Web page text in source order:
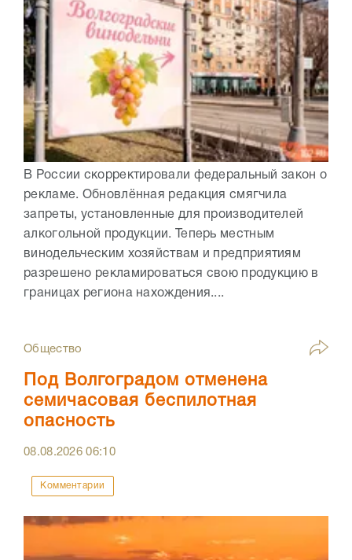
В России скорректировали федеральный закон о
рекламе. Обновлённая редакция смягчила
запреты, установленные для производителей
алкогольной продукции. Теперь местным
винодельческим хозяйствам и предприятиям
разрешено рекламироваться свою продукцию в
границах региона нахождения....
Общество
Под Волгоградом отменена
семичасовая беспилотная
опасность
08.08.202606:10
Комментарии